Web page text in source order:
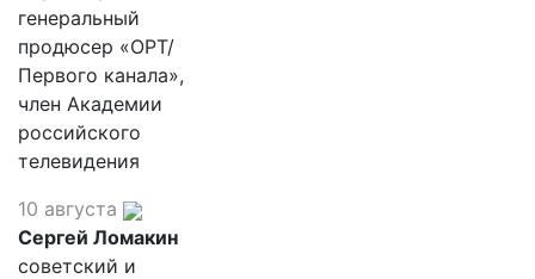
генеральный
продюсер «ОРТ/
Первого канала»,
член Академии
российского
телевидения
10 августа
Сергей Ломакин
советский и